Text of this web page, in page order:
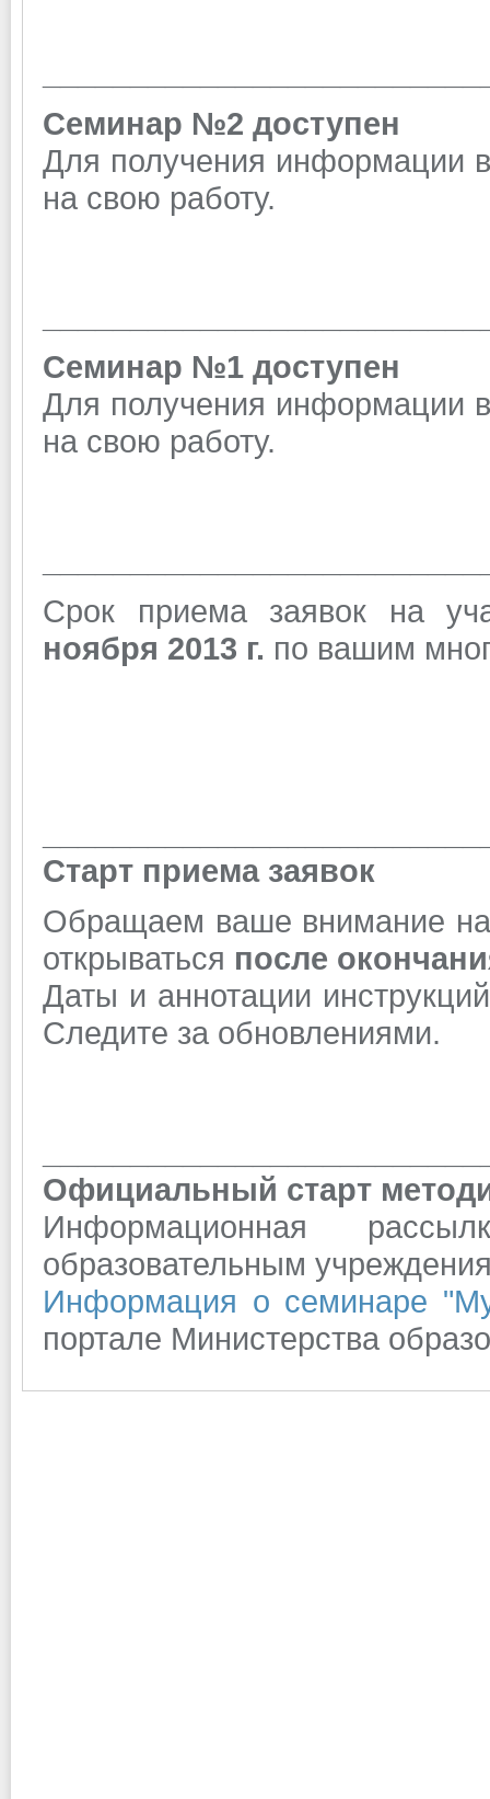
Семинар №2 доступен
Для получения информации
на свою работу.
Семинар №1 доступен
Для получения информации
на свою работу.
Срок приема заявок на
ноября 2013 г. по вашим
Старт приема заявок
Обращаем ваше внимание на
открываться после
Даты и аннотации
Следите за обновлениями.
Официальный старт
Информационная
образовательным
Информация о семинаре
портале Министерства